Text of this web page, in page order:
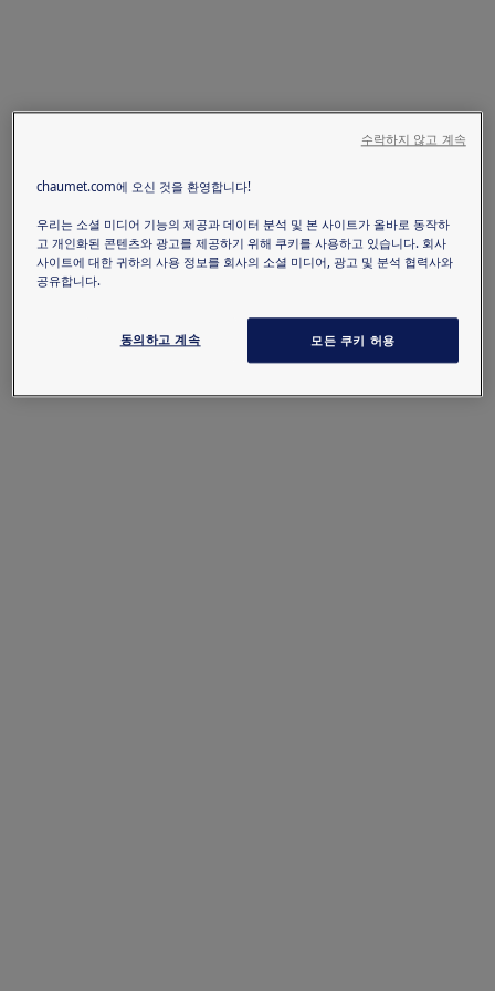
chaumet.com에 오신 것을 환영합니다!
우리는 소셜 미디어 기능의 제공과 데이터 분석 및 본 사이트가 올바로 동작하
고 개인화된 콘텐츠와 광고를 제공하기 위해 쿠키를 사용하고 있습니다. 회사
사이트에 대한 귀하의 사용 정보를 회사의 소셜 미디어, 광고 및 분석 협력사와
공유합니다.
동의하고 계속 모든 쿠키 허용
수락하지 않고 계속